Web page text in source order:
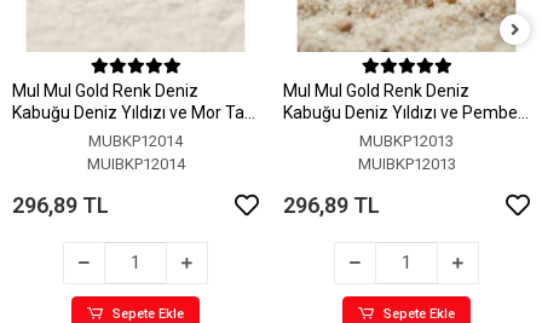
MuI MuI Gold Renk Deniz
Kabuğu Deniz Yıldızı ve Mor Taş
Detaylı KüpeMUBKP12014
MUIBKP12014
296,89 TL
Sepete Ekle
MuI MuI Gold Renk Deniz
Kabuğu Deniz Yıldızı ve Pembe
Taş Detaylı Küpe
MUBKP12013
MUIBKP12013
296,89 TL
Sepete Ekle